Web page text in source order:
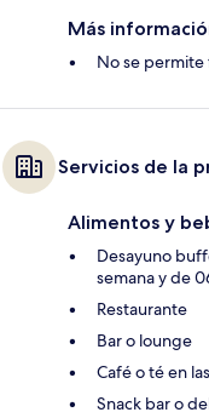
Más
No se
Servicios de la
Alimentos y
Desayuno
semana y de
Restaurante
Bar o lounge
Café o té en
Snack bar o